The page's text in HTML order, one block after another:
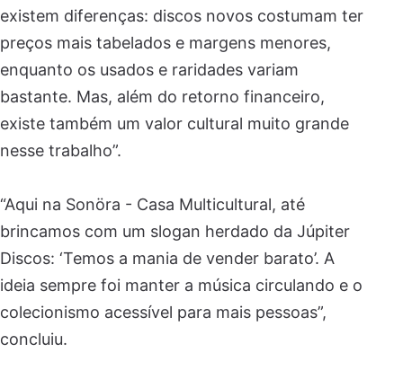
existem diferenças: discos novos costumam ter
preços mais tabelados e margens menores,
enquanto os usados e raridades variam
bastante. Mas, além do retorno financeiro,
existe também um valor cultural muito grande
nesse trabalho”.
“Aqui na Sonöra - Casa Multicultural, até
brincamos com um slogan herdado da Júpiter
Discos: ‘Temos a mania de vender barato’. A
ideia sempre foi manter a música circulando e o
colecionismo acessível para mais pessoas”,
concluiu.